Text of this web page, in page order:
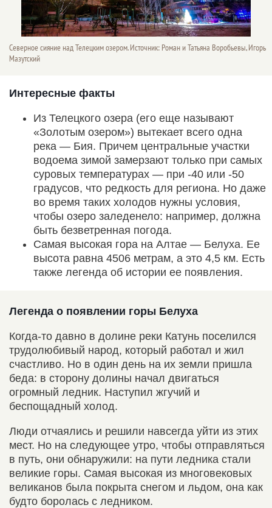
Северное сияние над Телецким озером. Источник: Роман и Татьяна Воробьевы, Игорь
Мазутский
Интересные факты
Из Телецкого озера (его еще называют
«Золотым озером») вытекает всего одна
река — Бия. Причем центральные участки
водоема зимой замерзают только при самых
суровых температурах — при -40 или -50
градусов, что редкость для региона. Но даже
во время таких холодов нужны условия,
чтобы озеро заледенело: например, должна
быть безветренная погода.
Самая высокая гора на Алтае — Белуха. Ее
высота равна 4506 метрам, а это 4,5 км. Есть
также легенда об истории ее появления.
Легенда о появлении горы Белуха
Когда-то давно в долине реки Катунь поселился
трудолюбивый народ, который работал и жил
счастливо. Но в один день на их земли пришла
беда: в сторону долины начал двигаться
огромный ледник. Наступил жгучий и
беспощадный холод.
Люди отчаялись и решили навсегда уйти из этих
мест. Но на следующее утро, чтобы отправляться
в путь, они обнаружили: на пути ледника стали
великие горы. Самая высокая из многовековых
великанов была покрыта снегом и льдом, она как
будто боролась с ледником.